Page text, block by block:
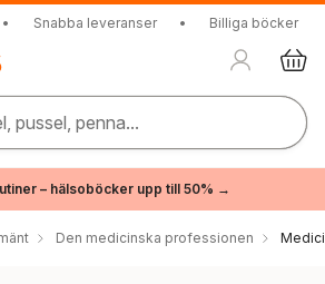
• Snabba leveranser • Billiga böcker
pussel, penna...
– hälsoböcker upp till 50% →
Den medicinska professionen